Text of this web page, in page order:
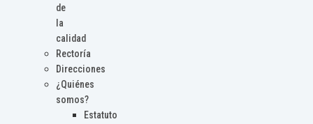
de
la
calidad
Rectoría
Direcciones
¿Quiénes
somos?
Estatuto